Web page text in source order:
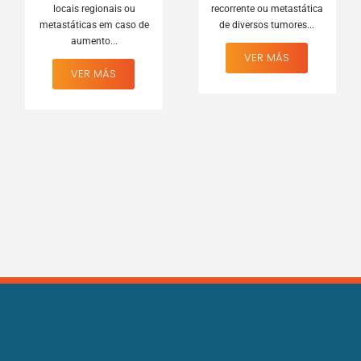
locais regionais ou
metastáticas em caso de
aumento...
VER MÁS
recorrente ou metastática
de diversos tumores...
VER MÁS